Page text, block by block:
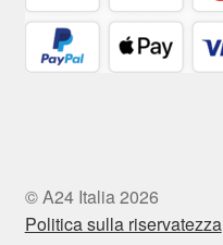
© A24 Italia 2026
Politica sulla riservatezza